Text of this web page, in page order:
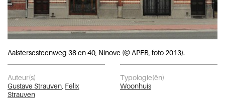
Aalstersesteenweg 38 en 40, Ninove (© APEB, foto 2013).
Auteur(s)
Gustave Strauven Félix
Strauven
Typologie(ën)
Woonhuis